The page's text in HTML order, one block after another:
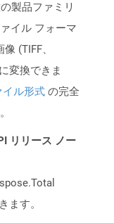
製品ファミリ
イル フォーマ
(TIFF、
変換できま
ル形式 の完全
リリース ノー
ます。